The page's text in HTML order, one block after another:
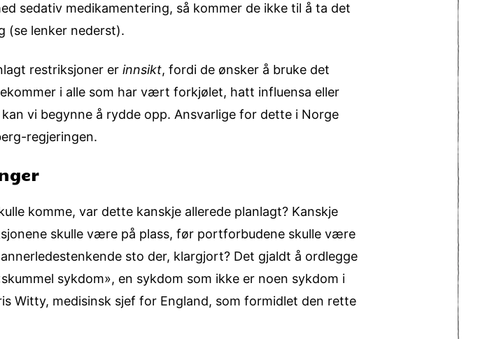
sedativ medikamentering, så kommer de ikke til å ta det
(se lenker nederst).
restriksjoner er innsikt, fordi de ønsker å bruke det
i alle som har vært forkjølet, hatt influensa eller
vi begynne å rydde opp. Ansvarlige for dette i Norge
regjeringen.
komme, var dette kanskje allerede planlagt? Kanskje
skulle være på plass, før portforbudene skulle være
sto der, klargjort? Det gjaldt å ordlegge
sykdom», en sykdom som ikke er noen sykdom i
Witty, medisinsk sjef for England, som formidlet den rette